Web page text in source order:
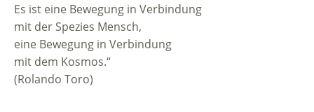
Es ist eine Bewegung in Verbindung
mit der Spezies Mensch,
eine Bewegung in Verbindung
mit dem Kosmos.“
(Rolando Toro)